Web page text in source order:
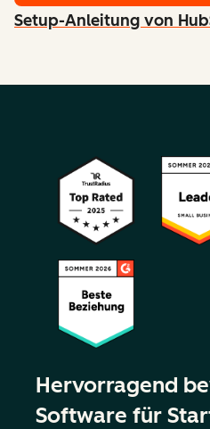
Setup-Anleitung von
Hervorragend
Software für